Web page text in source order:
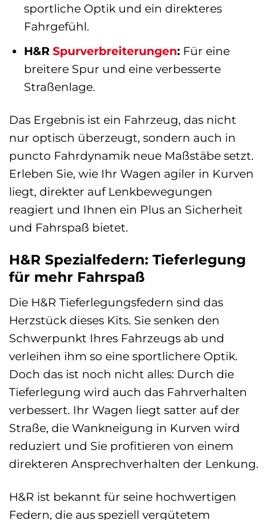
sportliche Optik und ein direkteres
Fahrgefühl.
H&R Spurverbreiterungen:Für eine
breitere Spur und eine verbesserte
Straßenlage.
Das Ergebnis ist ein Fahrzeug, das nicht
nur optisch überzeugt, sondern auch in
puncto Fahrdynamik neue Maßstäbe setzt.
Erleben Sie, wie Ihr Wagen agiler in Kurven
liegt, direkter auf Lenkbewegungen
reagiert und Ihnen ein Plus an Sicherheit
und Fahrspaß bietet.
H&R Spezialfedern: Tieferlegung
für mehr Fahrspaß
Die H&R Tieferlegungsfedern sind das
Herzstück dieses Kits. Sie senken den
Schwerpunkt Ihres Fahrzeugs ab und
verleihen ihm so eine sportlichere Optik.
Doch das ist noch nicht alles: Durch die
Tieferlegung wird auch das Fahrverhalten
verbessert. Ihr Wagen liegt satter auf der
Straße, die Wankneigung in Kurven wird
reduziert und Sie profitieren von einem
direkteren Ansprechverhalten der Lenkung.
H&R ist bekannt für seine hochwertigen
Federn, die aus speziell vergütetem